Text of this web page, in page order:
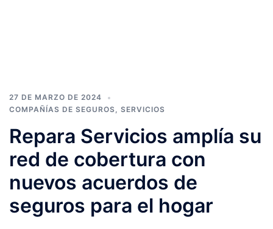
27 DE MARZO DE 2024
COMPAÑÍAS DE SEGUROS
SERVICIOS
Repara Servicios amplía su
red de cobertura con
nuevos acuerdos de
seguros para el hogar